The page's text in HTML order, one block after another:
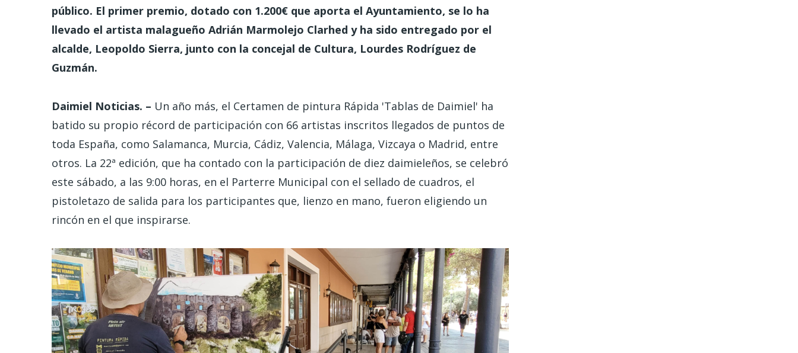
público. El primer premio, dotado con 1.200€ que aporta el Ayuntamiento, se lo ha
llevado el artista malagueño Adrián Marmolejo Clarhed y ha sido entregado por el
alcalde, Leopoldo Sierra, junto con la concejal de Cultura, Lourdes Rodríguez de
Guzmán.
Daimiel Noticias. – Un año más, el Certamen de pintura Rápida 'Tablas de Daimiel' ha
batido su propio récord de participación con 66 artistas inscritos llegados de puntos de
toda España, como Salamanca, Murcia, Cádiz, Valencia, Málaga, Vizcaya o Madrid, entre
otros. La 22ª edición, que ha contado con la participación de diez daimieleños, se celebró
este sábado, a las 9:00 horas, en el Parterre Municipal con el sellado de cuadros, el
pistoletazo de salida para los participantes que, lienzo en mano, fueron eligiendo un
rincón en el que inspirarse.